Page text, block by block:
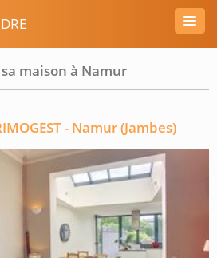
maison à Namur
- Namur (Jambes)